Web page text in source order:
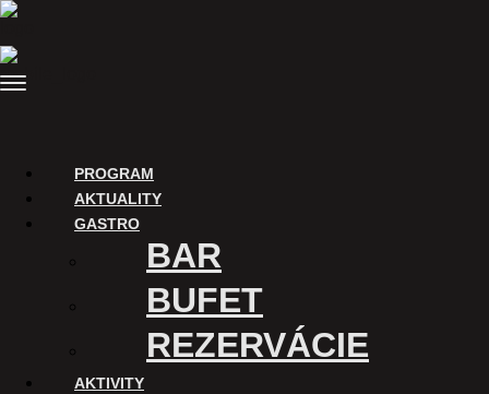
Preskočiť
obsah
Menu
PROGRAM
AKTUALITY
GASTRO
BAR
BUFET
REZERVÁCIE
AKTIVITY